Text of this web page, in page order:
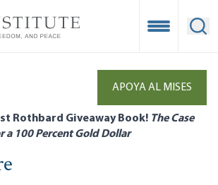
Open
APOYA AL MISES
Rothbard Giveaway Book! The Case
a 100 Percent Gold Dollar